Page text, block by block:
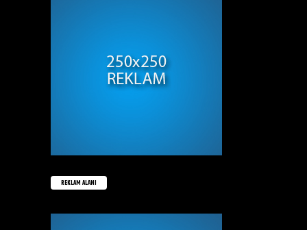
REKLAM ALANI